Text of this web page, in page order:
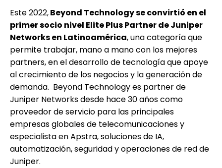
Este 2022,Beyond Technology se convirtió en el
primer socio nivel Elite Plus Partner de Juniper
Networks en Latinoamérica, una categoría que
permite trabajar, mano a mano con los mejores
partners, en el desarrollo de tecnología que apoye
al crecimiento de los negocios y la generación de
demanda. Beyond Technology es partner de
Juniper Networks desde hace 30 años como
proveedor de servicio para las principales
empresas globales de telecomunicaciones y
especialista en Apstra, soluciones de IA,
automatización, seguridad y operaciones de red de
Juniper.